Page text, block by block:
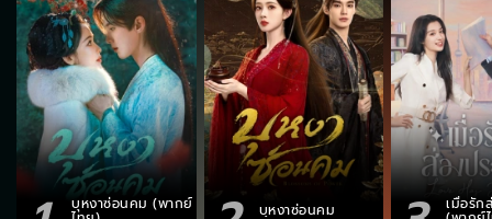
บุหงาซ่อนคม (พากย์ บุหงาซ่อนคม เมื่อรัก